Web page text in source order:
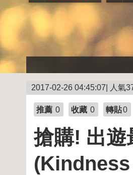
2017-02-26 04:45:07| 人氣
推薦 0 收藏 0 轉貼0
搶購! 出遊